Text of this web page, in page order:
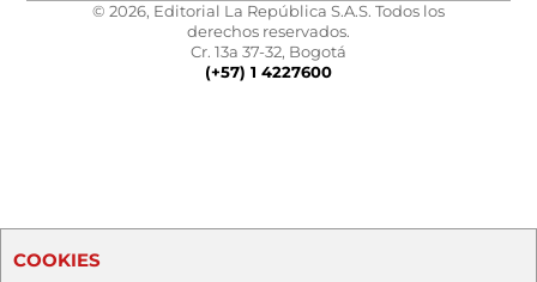
© 2026, Editorial La República S.A.S. Todos los
derechos reservados.
Cr. 13a 37-32, Bogotá
(+57) 1 4227600
COOKIES